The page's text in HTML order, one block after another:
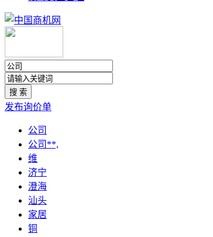
发布询价单
公司
公司**,
维
济宁
澄海
汕头
家居
铜